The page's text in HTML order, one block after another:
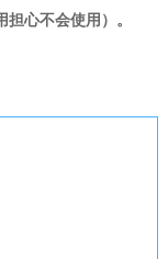
心不会使用）。